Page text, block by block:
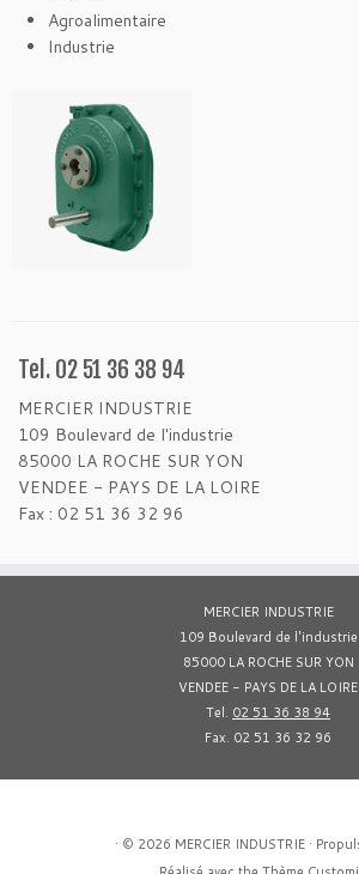
Agroalimentaire
Industrie
Tel. 02 51 36 38 94
MERCIER INDUSTRIE
109 Boulevard de l'industrie
85000 LA ROCHE SUR YON
VENDEE - PAYS DE LA LOIRE
Fax : 02 51 36 32 96
MERCIER INDUSTRIE
109 Boulevard de l'industrie
85000 LA ROCHE SUR YON
VENDEE - PAYS DE LA LOIRE
Tel. 02 51 36 38 94
Fax. 02 51 36 32 96
· © 2026 MERCIER INDUSTRIE·